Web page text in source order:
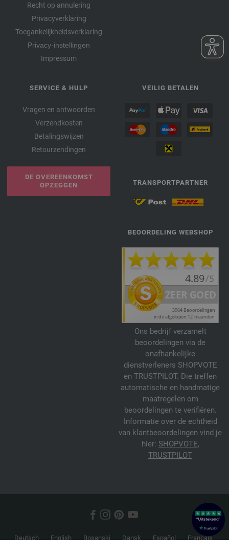
Recht op annulering
Privacyverklaring
Toegankelijkheidsverklaring
Privacy-instellingen
Impressum
SERVICE & HULP
Vragen en antwoorden
Verzendkosten
Betalingswijzen
Retourzendingen
DE OVEREENKOMST
OPZEGGEN
VEILIG BETALEN
TRANSPORTPARTNER
BEOORDELING WEBSHOP
Ons bedrijf verzamelt
beoordelingen via de
onafhankelijke
dienstverleners SHOPVOTE
en TRUSTPILOT. Die treffen
automatische en handmatige
maatregelen om
beoordelingen te verifiëren.
Informatie over de echtheid
van klantbeoordelingen vind je
hier: SHOPVOTE,
TRUSTPILOT
Deutsch English Bosanski Dansk Español
Français